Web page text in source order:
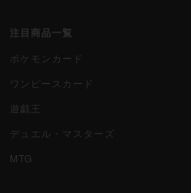
注目商品一覧
ポケモンカード
ワンピースカード
遊戯王
デュエル・マスターズ
MTG